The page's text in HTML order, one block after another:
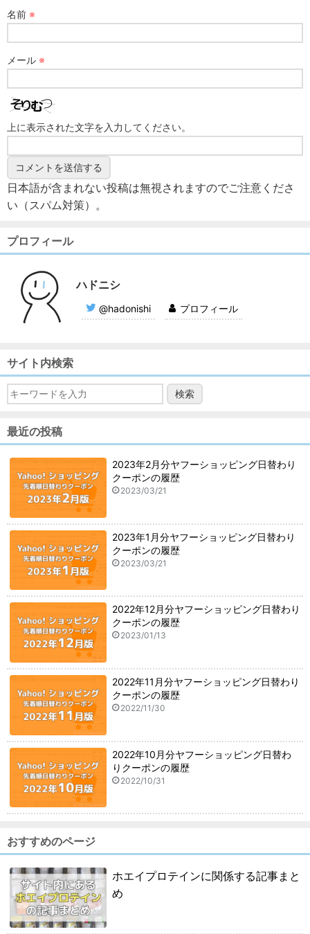
名前 ※
メール ※
上に表示された文字を入力してください。
日本語が含まれない投稿は無視されますのでご注意くださ
い（スパム対策）。
プロフィール
ハドニシ
@hadonishi プロフィール
サイト内検索
最近の投稿
2023年2月分ヤフーショッピング日替わり
クーポンの履歴
2023/03/21
2023年1月分ヤフーショッピング日替わり
クーポンの履歴
2023/03/21
2022年12月分ヤフーショッピング日替わり
クーポンの履歴
2023/01/13
2022年11月分ヤフーショッピング日替わり
クーポンの履歴
2022/11/30
2022年10月分ヤフーショッピング日替わ
りクーポンの履歴
2022/10/31
おすすめのページ
ホエイプロテインに関係する記事まと
め